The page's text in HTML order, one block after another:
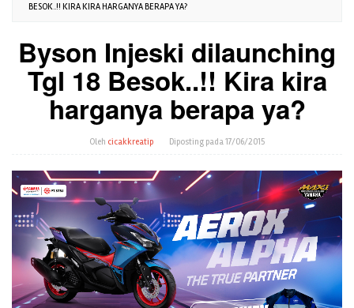
BESOK..!! KIRA KIRA HARGANYA BERAPA YA?
Byson Injeski dilaunching
Tgl 18 Besok..!! Kira kira
harganya berapa ya?
Oleh cicakkreatip Diposting pada17/06/2015